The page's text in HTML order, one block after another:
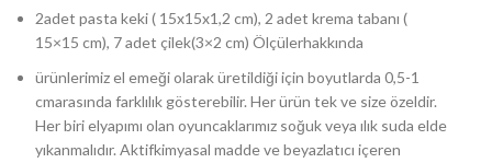
2adet pasta keki ( 15x15x1,2 cm), 2 adet krema tabanı (
15×15 cm), 7 adet çilek(3×2 cm) Ölçülerhakkında
ürünlerimiz el emeği olarak üretildiği için boyutlarda 0,5-1
cmarasında farklılık gösterebilir. Her ürün tek ve size özeldir.
Her biri elyapımı olan oyuncaklarımız soğuk veya ılık suda elde
yıkanmalıdır. Aktifkimyasal madde ve beyazlatıcı içeren